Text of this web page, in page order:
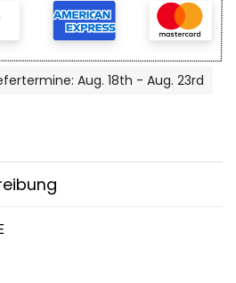
Aug. 18th - Aug. 23rd